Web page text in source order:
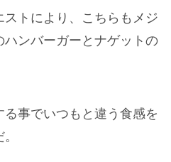
トにより、こちらもメジ
ハンバーガーとナゲットの
事でいつもと違う食感を